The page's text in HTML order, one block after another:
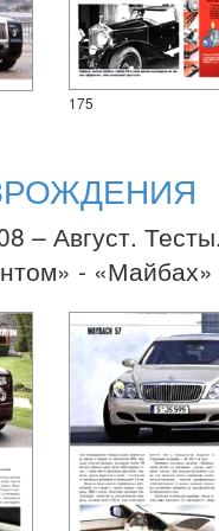
175
– Август.
- «Майбах»